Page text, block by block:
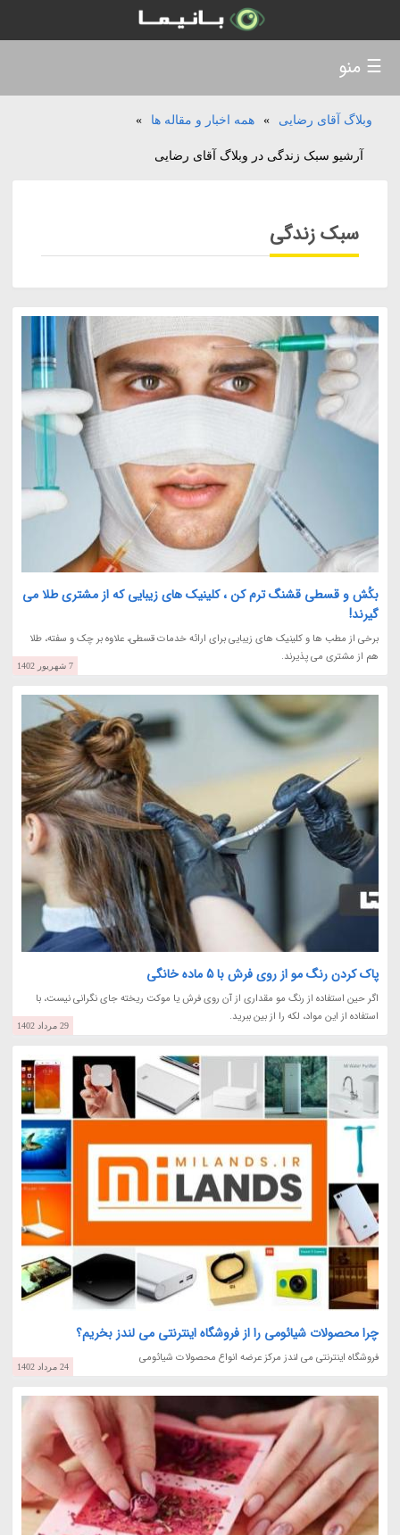
وبلاگ آقای رضایی » همه اخبار و مقاله ها »
آرشیو سبک زندگی در وبلاگ آقای رضایی
سبک زندگی
بکُش و قسطی قشنگ ترم کن ، کلینیک های زیبایی که از مشتری طلا می
گیرند!
برخی از مطب ها و کلینیک های زیبایی برای ارائه خدمات قسطی، علاوه بر چک و سفته، طلا
هم از مشتری می پذیرند.
7 شهریور 1402
پاک کردن رنگ مو از روی فرش با 5 ماده خانگی
اگر حین استفاده از رنگ مو مقداری از آن روی فرش یا موکت ریخته جای نگرانی نیست، با
استفاده از این مواد، لکه را از بین ببرید.
29 مرداد 1402
چرا محصولات شیائومی را از فروشگاه اینترنتی می لندز بخریم؟
فروشگاه اینترنتی می لندز مرکز عرضه انواع محصولات شیائومی
24 مرداد 1402
☰ منو